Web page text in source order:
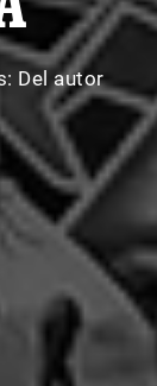
Del autor